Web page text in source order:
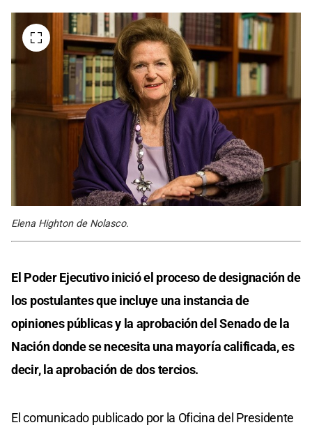
Elena Highton de Nolasco.
El Poder Ejecutivo inició el proceso de designación de
los postulantes que incluye una instancia de
opiniones públicas y la aprobación del Senado de la
Nación donde se necesita una mayoría calificada, es
decir, la aprobación de dos tercios.
El comunicado publicado por la Oficina del Presidente